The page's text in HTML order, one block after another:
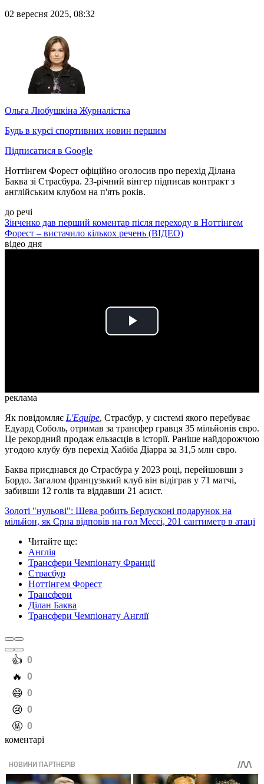
02 вересня 2025, 08:32
Ольга Любушкіна Журналістка
Будь в курсі спортивних новин першим
Підписатися в Google
Ноттінгем Форест офіційно оголосив про перехід Ділана
Баква зі Страсбура. 23-річний вінгер підписав контракт з
англійським клубом на п'ять років.
до речі
Зінченко дав перший коментар після переходу в Ноттінгем
Форест – вистачило кількох речень (ВІДЕО)
відео дня
Play
реклама
Як повідомляє L'Equipe, Страсбур, у системі якого перебуває
Едуард Соболь, отримав за трансфер гравця 35 мільйонів євро.
Це рекордний продаж ельзасців в історії. Раніше найдорожчою
угодою клубу був перехід Хабіба Діарра за 31,5 млн євро.
Баква приєднався до Страсбура у 2023 році, перейшовши з
Бордо. Загалом французький клуб він відіграв у 71 матчі,
забивши 12 голів та віддавши 21 асист.
Золоті "нульові": Шева робить Берлусконі подарунок на
мільйон, як Срна відповів на гол Мессі, 201 сантиметр в атаці
Читайте ще:
Англія
Трансфери Чемпіонату Франції
Страсбур
Ноттінгем Форест
Трансфери
Ділан Баква
Трансфери Чемпіонату Англії
️👍 0
️🔥 0
️😄 0
️😢 0
️🤬 0
коментарі